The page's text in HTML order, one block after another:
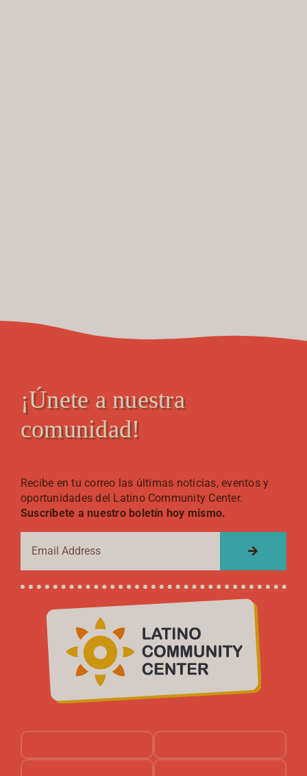
¡Únete a nuestra
comunidad!
Recibe en tu correo las últimas noticias, eventos y
oportunidades del Latino Community Center.
Suscríbete a nuestro boletín hoy mismo.